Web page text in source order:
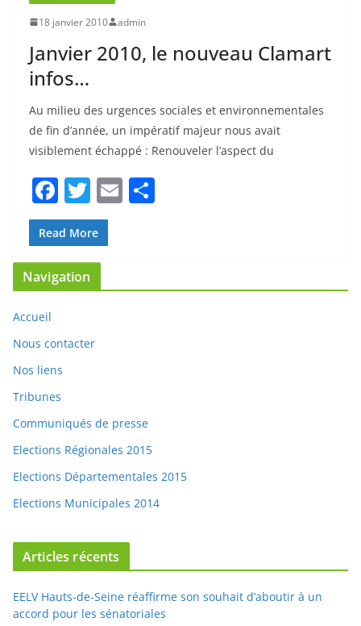
18 janvier 2010 admin
Janvier 2010, le nouveau Clamart
infos…
Au milieu des urgences sociales et environnementales
de fin d’année, un impératif majeur nous avait
visiblement échappé : Renouveler l’aspect du
F
a
c
e
b
o
k
T
w
itt
er
E
er
Read More
Navigation
Accueil
Nous contacter
Nos liens
Tribunes
Communiqués de presse
Elections Régionales 2015
Elections Départementales 2015
Elections Municipales 2014
Articles récents
EELV Hauts-de-Seine réaffirme son souhait d’aboutir à un
accord pour les sénatoriales